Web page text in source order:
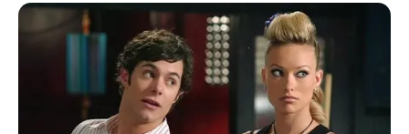
Τα πιο Έξυπνα Tips Διακόσμησης για να
Μεταμορφώσεις το Σπίτι σου
Πρακτικός Οδηγός Συσκευασίας για
Καταστήματα Εστίασης και E-shops